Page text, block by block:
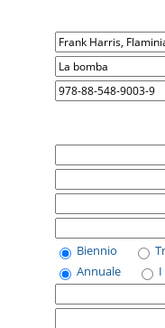
Biennio
Annuale